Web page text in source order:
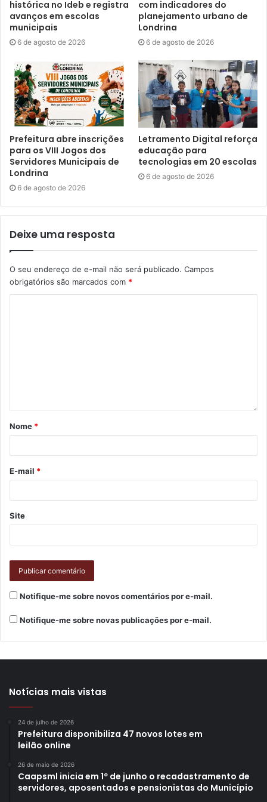
investimentos em desburocratização; a construção da
Cidade Industrial; o novo Plano Diretor que está em
construção e vai valorizar o potencial de cada região,
informatização das secretarias.
“A boa notícia é que Londrina voltou a receber grandes
empresas, como a multinacional indiana Tata Consultancy
informação do mundo, que prevê gerar 4 mil empregos na
cidade e a instalação do centro de distribuição da
Magazine Luiza, que é o maior do Brasil e vai atender todo
o PR, MS e SP. Estamos em conversação com diversas
empresas de todo o país e em breve devemos tem boas
diversas mídias sociais. O material pode ser acessado,
link http://twixar.me/9WKK . A expectativa da Codel é que
de Londrina em várias frentes.
organizada e que representa uma oportunidade para
necessário termos um produto para mostrar tanto para o
empresário que queira vir de fora, quanto para um turista,
histórica no Ideb e registra
avanços em escolas
municipais
6 de agosto de 2026
com indicadores do
planejamento urbano de
Londrina
6 de agosto de 2026
Prefeitura abre inscrições
para os VIII Jogos dos
Servidores Municipais de
Londrina
6 de agosto de 2026
Letramento Digital reforça
educação para
tecnologias em 20 escolas
6 de agosto de 2026
Deixe uma resposta
O seu endereço de e-mail não será publicado. Campos
obrigatórios são marcados com *
Nome *
E-mail *
Site
Notifique-me sobre novos comentários por e-mail.
Notifique-me sobre novas publicações por e-mail.
Notícias mais vistas
24 de julho de 2026
Prefeitura disponibiliza 47 novos lotes em
leilão online
26 de maio de 2026
Caapsml inicia em 1º de junho o recadastramento de
servidores, aposentados e pensionistas do Município